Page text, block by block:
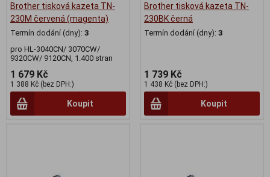
Brother tisková kazeta TN-
230M červená (magenta)
Termín dodání (dny): 3
pro HL-3040CN/ 3070CW/
9320CW/ 9120CN, 1.400 stran
1 679 Kč
1 388 Kč (bez DPH:)
Koupit
Brother tisková kazeta TN-
230BK černá
Termín dodání (dny): 3
1 739 Kč
1 438 Kč (bez DPH:)
Koupit